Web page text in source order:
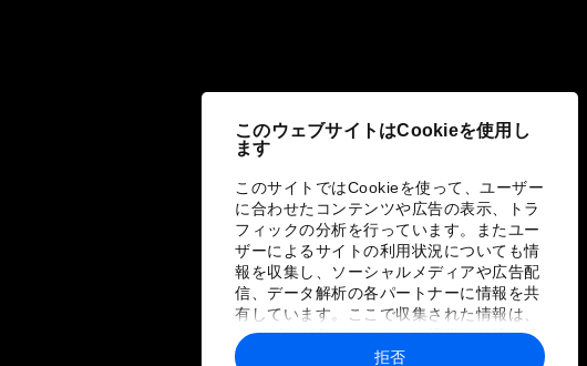
このウェブサイトはCookieを使用し
ます
このサイトではCookieを使って、ユーザー
に合わせたコンテンツや広告の表示、トラ
フィックの分析を行っています。またユー
ザーによるサイトの利用状況についても情
報を収集し、ソーシャルメディアや広告配
信、データ解析の各パートナーに情報を共
有しています。ここで収集された情報は、
ユーザーが各パートナーに提供した他の情
報や各パートナーのサービスを使用した際
拒否